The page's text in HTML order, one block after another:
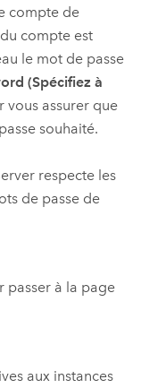
compte de
compte est
le mot de passe
(Spécifiez à
assurer que
souhaité.
respecte les
de passe de
passer à la page
aux instances